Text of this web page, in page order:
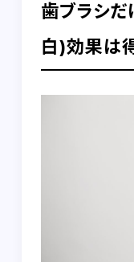
歯ブラシ
白)効果は